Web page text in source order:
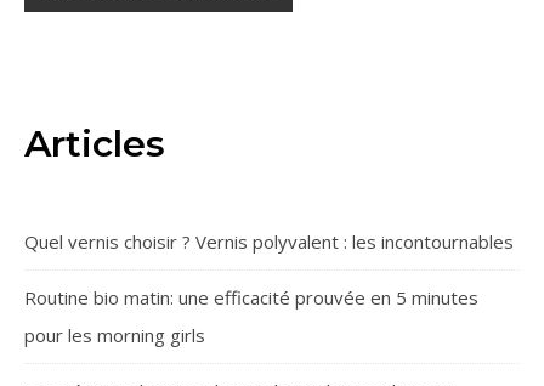
Articles
Quel vernis choisir ? Vernis polyvalent : les incontournables
Routine bio matin: une efficacité prouvée en 5 minutes
pour les morning girls